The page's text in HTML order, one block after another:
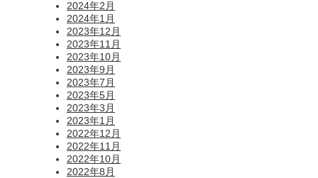
2024年2月
2024年1月
2023年12月
2023年11月
2023年10月
2023年9月
2023年7月
2023年5月
2023年3月
2023年1月
2022年12月
2022年11月
2022年10月
2022年8月